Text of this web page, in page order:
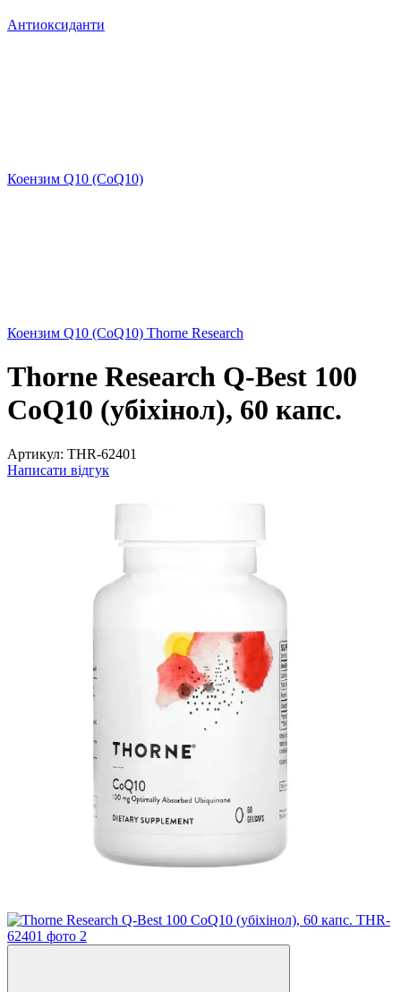
Антиоксиданти
Коензим Q10 (CoQ10)
Коензим Q10 (CoQ10) Thorne Research
Thorne Research Q-Best 100
CoQ10 (убіхінол), 60 капс.
Артикул: THR-62401
Написати відгук